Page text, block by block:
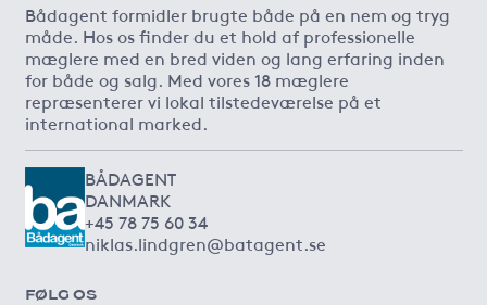
Bådagent formidler brugte både på en nem og tryg
måde. Hos os finder du et hold af professionelle
mæglere med en bred viden og lang erfaring inden
for både og salg. Med vores 18 mæglere
repræsenterer vi lokal tilstedeværelse på et
international marked.
BÅDAGENT
DANMARK
+45 78 75 60 34
niklas.lindgren@batagent.se
FØLG OS